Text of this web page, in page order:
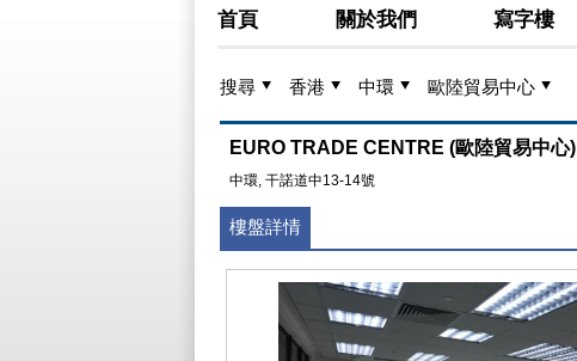
首頁 關於我們 寫字樓
搜尋 香港 中環 歐陸貿易中心
EURO TRADE CENTRE (歐陸貿易中心)
中環, 干諾道中13-14號
樓盤詳情